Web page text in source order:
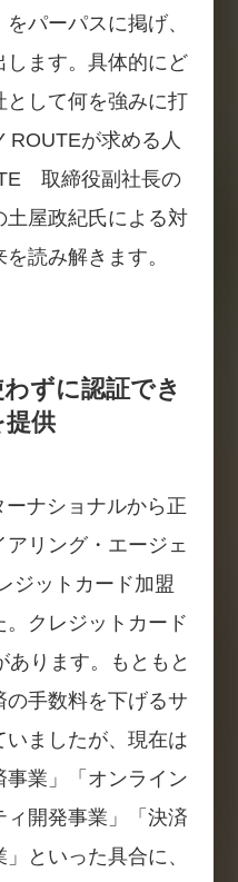
パーパスに掲げ、
ます。具体的にど
として何を強みに打
ROUTEが求める人
取締役副社長の
屋政紀氏による対
読み解きます。
ずに認証でき
供
ナショナルから正
リング・エージェ
ジットカード加盟
クレジットカード
ります。もともと
手数料を下げるサ
ましたが、現在は
事業」「オンライン
開発事業」「決済
といった具合に、